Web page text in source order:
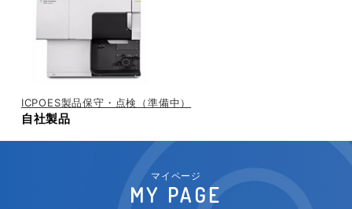
ICPOES製品保守・点検（準備中）
自社製品
マイページ
MY PAGE